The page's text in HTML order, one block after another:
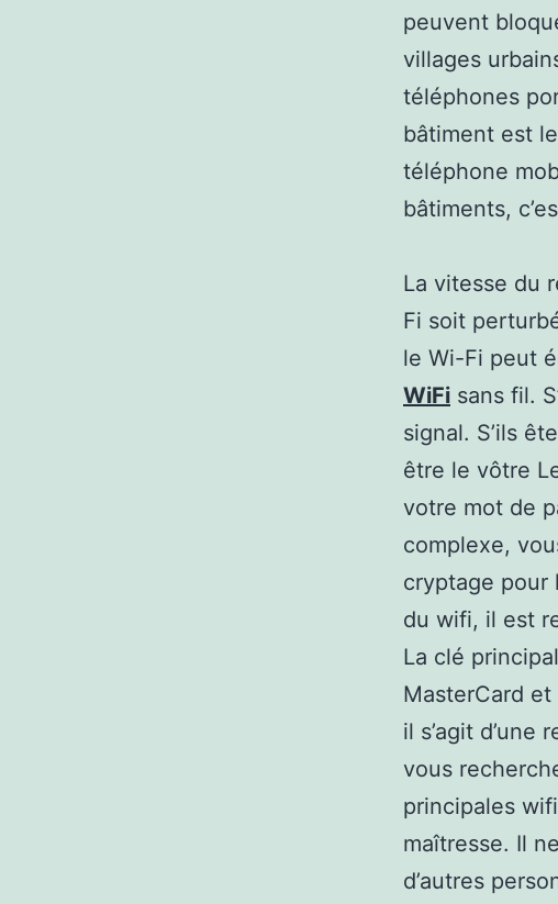
peuvent
villages
téléphones
bâtiment est
téléphone
bâtiments,
La vitesse du
Fi soit
le Wi-Fi peut
WiFi sans fil.
signal. S’ils
être le vôtre
votre mot de
complexe,
cryptage pour
du wifi, il est
La clé
MasterCard
il s’agit d’une
vous
principales
maîtresse. Il
d’autres